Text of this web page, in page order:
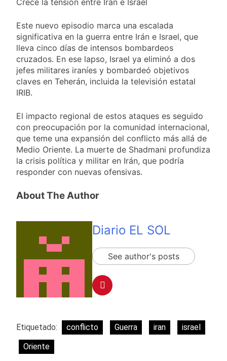
Crece la tensión entre Irán e Israel
Este nuevo episodio marca una escalada
significativa en la guerra entre Irán e Israel, que
lleva cinco días de intensos bombardeos
cruzados. En ese lapso, Israel ya eliminó a dos
jefes militares iraníes y bombardeó objetivos
claves en Teherán, incluida la televisión estatal
IRIB.
El impacto regional de estos ataques es seguido
con preocupación por la comunidad internacional,
que teme una expansión del conflicto más allá de
Medio Oriente. La muerte de Shadmani profundiza
la crisis política y militar en Irán, que podría
responder con nuevas ofensivas.
About The Author
Diario EL SOL
See author's posts
Etiquetado: conflicto Guerra iran
israel
Oriente